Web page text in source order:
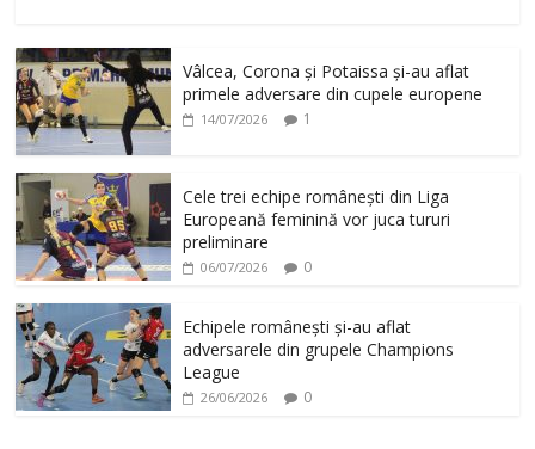
Vâlcea, Corona și Potaissa și-au aflat
primele adversare din cupele europene
14/07/2026 1
Cele trei echipe românești din Liga
Europeană feminină vor juca tururi
preliminare
06/07/2026 0
Echipele românești și-au aflat
adversarele din grupele Champions
League
26/06/2026 0